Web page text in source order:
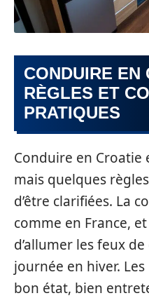
CONDUIRE EN
RÈGLES ET
PRATIQUES
Conduire en Croatie
mais quelques
d’être clarifiées. La
comme en France,
d’allumer les feux
journée en hiver.
bon état, bien